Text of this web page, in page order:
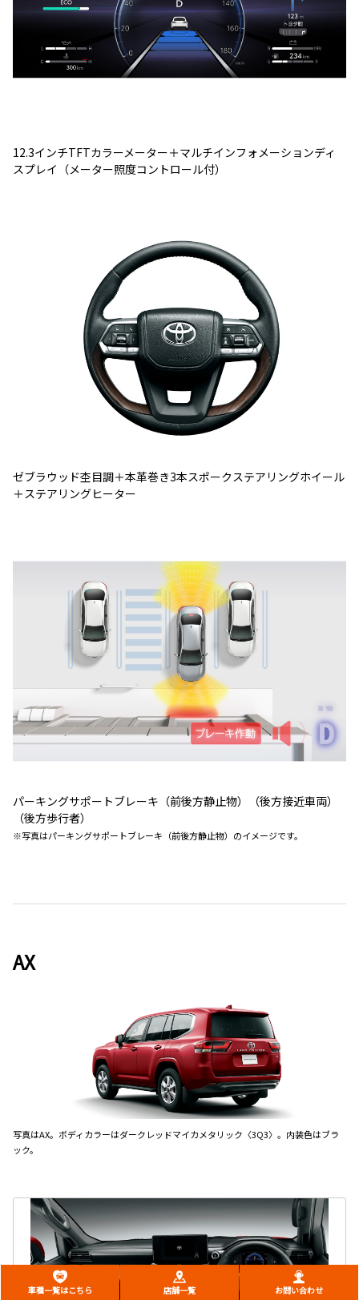
12.3インチTFTカラーメーター＋マルチインフォメーションディ
スプレイ（メーター照度コントロール付）
ゼブラウッド杢目調＋本革巻き3本スポークステアリングホイール
＋ステアリングヒーター
パーキングサポートブレーキ（前後方静止物）（後方接近車両）
（後方歩行者）
※写真はパーキングサポートブレーキ（前後方静止物）のイメージです。
AX
写真はAX。ボディカラーはダークレッドマイカメタリック〈3Q3〉。内装色はブラ
ック。
車種一覧はこちら 店舗一覧 お問い合わせ